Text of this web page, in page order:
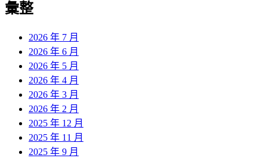
彙整
2026 年 7 月
2026 年 6 月
2026 年 5 月
2026 年 4 月
2026 年 3 月
2026 年 2 月
2025 年 12 月
2025 年 11 月
2025 年 9 月